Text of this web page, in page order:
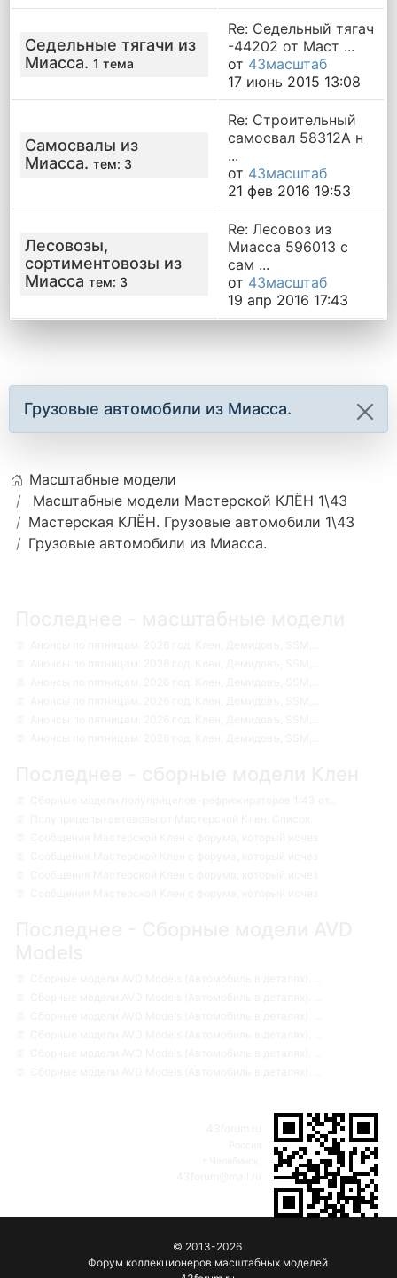
Седельные тягачи из
Миасса. 1 тема
Re: Седельный тягач
-44202 от Маст ...
от 43масштаб
17 июнь 2015 13:08
Самосвалы из
Миасса. тем: 3
Re: Строительный
самосвал 58312A н
...
от 43масштаб
21 фев 2016 19:53
Лесовозы,
сортиментовозы из
Миасса тем: 3
Re: Лесовоз из
Миасса 596013 с
сам ...
от 43масштаб
19 апр 2016 17:43
Грузовые автомобили из Миасса.
Масштабные модели
Масштабные модели Мастерской КЛЁН 1\43
Мастерская КЛЁН. Грузовые автомобили 1\43
Грузовые автомобили из Миасса.
© 2013-2026
Форум коллекционеров масштабных моделей